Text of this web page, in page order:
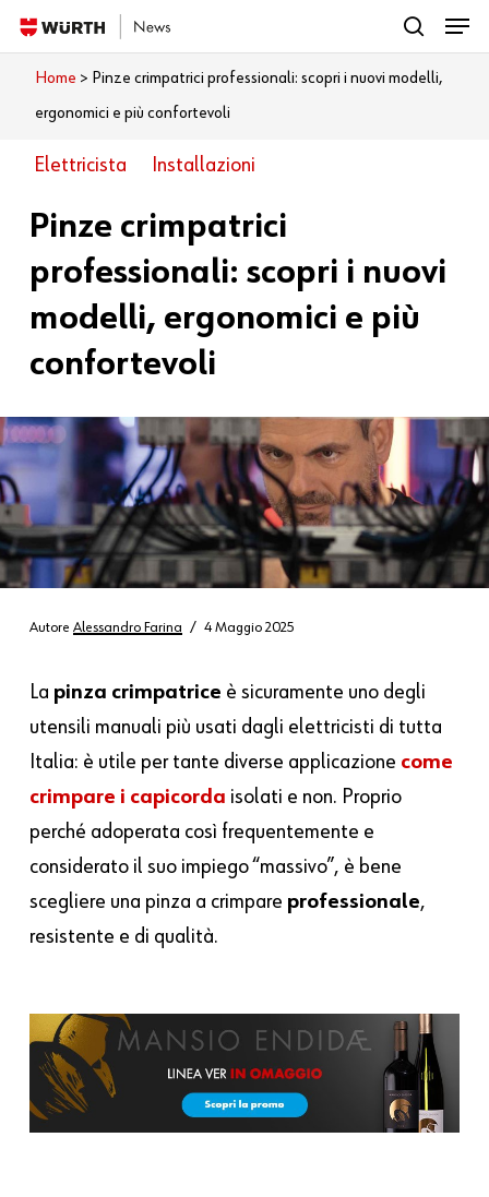
Skip
to
main
content
Cosa vuoi leggere?
search
Menu
Home > Pinze crimpatrici professionali: scopri i nuovi modelli,
ergonomici e più confortevoli
Elettricista Installazioni
Pinze crimpatrici
professionali: scopri i nuovi
modelli, ergonomici e più
confortevoli
Autore Alessandro Farina 4 Maggio 2025
La pinza crimpatrice è sicuramente uno degli
utensili manuali più usati dagli elettricisti di tutta
Italia: è utile per tante diverse applicazione come
crimpare i capicorda isolati e non. Proprio
perché adoperata così frequentemente e
considerato il suo impiego “massivo”, è bene
scegliere una pinza a crimpare professionale,
resistente e di qualità.
Close